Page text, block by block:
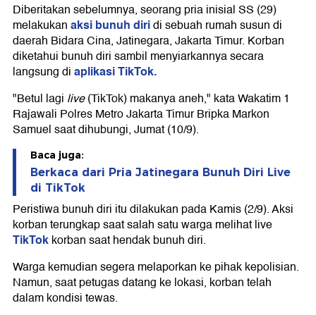
Diberitakan sebelumnya, seorang pria inisial SS (29)
melakukanaksi bunuh diridi sebuah rumah susun di
daerah Bidara Cina, Jatinegara, Jakarta Timur. Korban
diketahui bunuh diri sambil menyiarkannya secara
langsung diaplikasi TikTok.
"Betul lagi live(TikTok) makanya aneh," kata Wakatim 1
Rajawali Polres Metro Jakarta Timur Bripka Markon
Samuel saat dihubungi, Jumat (10/9).
Baca juga:
Berkaca dari Pria Jatinegara Bunuh Diri Live
di TikTok
Peristiwa bunuh diri itu dilakukan pada Kamis (2/9). Aksi
korban terungkap saat salah satu warga melihat live
TikTokkorban saat hendak bunuh diri.
Warga kemudian segera melaporkan ke pihak kepolisian.
Namun, saat petugas datang ke lokasi, korban telah
dalam kondisi tewas.